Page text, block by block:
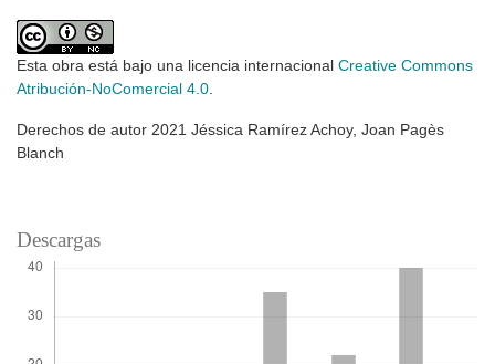
Esta obra está bajo una licencia internacional Creative Commons
Atribución-NoComercial 4.0.
Derechos de autor 2021 Jéssica Ramírez Achoy, Joan Pagès
Blanch
Descargas